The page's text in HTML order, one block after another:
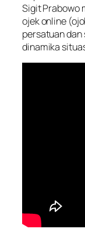
Sigit Prabowo
ojekonline
persatuan
dinamika